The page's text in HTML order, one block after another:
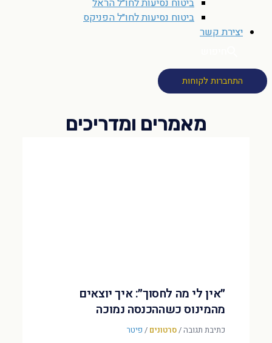
ביטוח נסיעות לחו״ל הראל
ביטוח נסיעות לחו״ל הפניקס
יצירת קשר
התחברות לקוחות
״אין לי מה לחסוך״: איך יוצאים
מהמינוס כשההכנסה נמוכה
כתיבת תגובה/סרטונים / פיטר